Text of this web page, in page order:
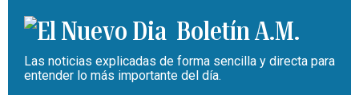
Boletín A.M.
Las noticias explicadas de forma sencilla y directa para
entender lo más importante del día.